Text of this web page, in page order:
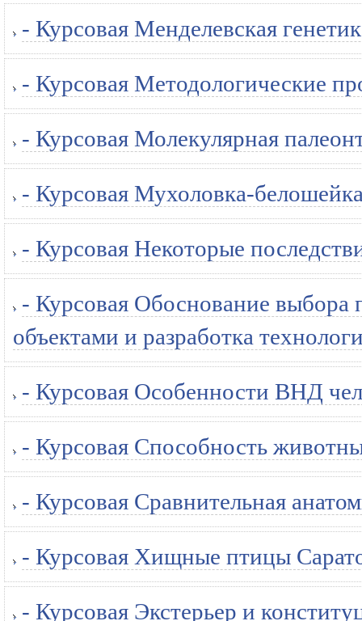
- Курсовая Менделевская
- Курсовая Методологические
- Курсовая Молекулярная
- Курсовая Мухоловка-
- Курсовая Некоторые
- Курсовая Обоснование
объектами и разработка
- Курсовая Особенности ВНД
- Курсовая Способность
- Курсовая Сравнительная
- Курсовая Хищные птицы
- Курсовая Экстерьер и